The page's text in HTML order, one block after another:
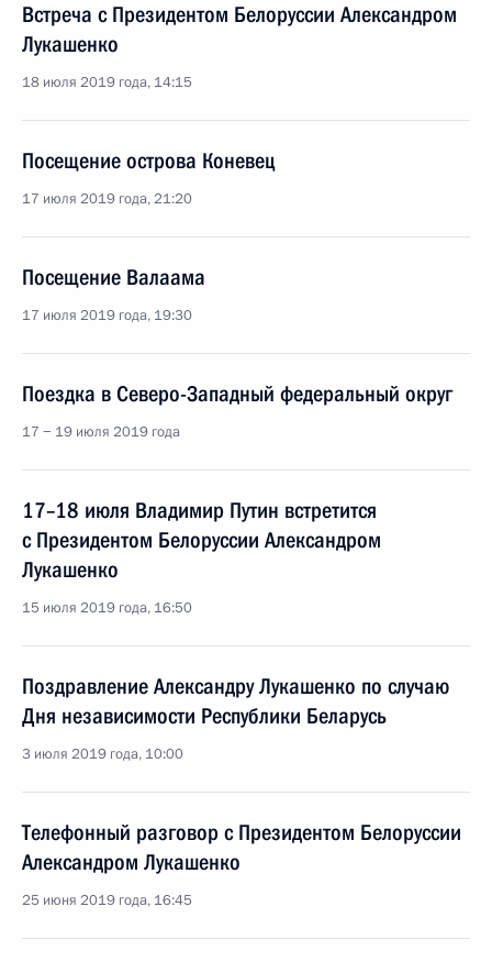
Встреча с Президентом Белоруссии Александром
Лукашенко
18 июля 2019 года, 14:15
Посещение острова Коневец
17 июля 2019 года, 21:20
Посещение Валаама
17 июля 2019 года, 19:30
Поездка в Северо-Западный федеральный округ
17 − 19 июля 2019 года
17–18 июля Владимир Путин встретится
с Президентом Белоруссии Александром
Лукашенко
15 июля 2019 года, 16:50
Поздравление Александру Лукашенко по случаю
Дня независимости Республики Беларусь
3 июля 2019 года, 10:00
Телефонный разговор с Президентом Белоруссии
Александром Лукашенко
25 июня 2019 года, 16:45